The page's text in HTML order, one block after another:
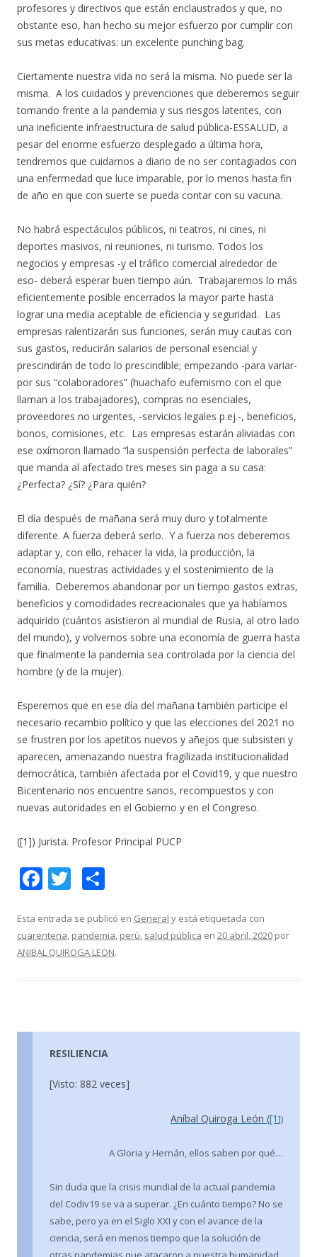
profesores y directivos que están enclaustrados y que, no
obstante eso, han hecho su mejor esfuerzo por cumplir con
sus metas educativas: un excelente punching bag.
Ciertamente nuestra vida no será la misma. No puede ser la
misma. A los cuidados y prevenciones que deberemos seguir
tomando frente a la pandemia y sus riesgos latentes, con
una ineficiente infraestructura de salud pública-ESSALUD, a
pesar del enorme esfuerzo desplegado a última hora,
tendremos que cuidarnos a diario de no ser contagiados con
una enfermedad que luce imparable, por lo menos hasta fin
de año en que con suerte se pueda contar con su vacuna.
No habrá espectáculos públicos, ni teatros, ni cines, ni
deportes masivos, ni reuniones, ni turismo. Todos los
negocios y empresas -y el tráfico comercial alrededor de
eso- deberá esperar buen tiempo aún. Trabajaremos lo más
eficientemente posible encerrados la mayor parte hasta
lograr una media aceptable de eficiencia y seguridad. Las
empresas ralentizarán sus funciones, serán muy cautas con
sus gastos, reducirán salarios de personal esencial y
prescindirán de todo lo prescindible; empezando -para variar-
por sus “colaboradores” (huachafo eufemismo con el que
llaman a los trabajadores), compras no esenciales,
proveedores no urgentes, -servicios legales p.ej.-, beneficios,
bonos, comisiones, etc. Las empresas estarán aliviadas con
ese oxímoron llamado “la suspensión perfecta de laborales”
que manda al afectado tres meses sin paga a su casa:
¿Perfecta? ¿Sí? ¿Para quién?
El día después de mañana será muy duro y totalmente
diferente. A fuerza deberá serlo. Y a fuerza nos deberemos
adaptar y, con ello, rehacer la vida, la producción, la
economía, nuestras actividades y el sostenimiento de la
familia. Deberemos abandonar por un tiempo gastos extras,
beneficios y comodidades recreacionales que ya habíamos
adquirido (cuántos asistieron al mundial de Rusia, al otro lado
del mundo), y volvernos sobre una economía de guerra hasta
que finalmente la pandemia sea controlada por la ciencia del
hombre (y de la mujer).
Esperemos que en ese día del mañana también participe el
necesario recambio político y que las elecciones del 2021 no
se frustren por los apetitos nuevos y añejos que subsisten y
aparecen, amenazando nuestra fragilizada institucionalidad
democrática, también afectada por el Covid19, y que nuestro
Bicentenario nos encuentre sanos, recompuestos y con
nuevas autoridades en el Gobierno y en el Congreso.
([1]) Jurista. Profesor Principal PUCP
F
e
b
T
itt
er
m
p
Esta entrada se publicó en General y está etiquetada con
cuarentena, pandemia, perú, salud pública en 20 abril, 2020 por
ANIBAL QUIROGA LEON.
RESILIENCIA
[Visto: 882 veces]
Aníbal Quiroga León ([1])
A Gloria y Hernán, ellos saben por qué…
Sin duda que la crisis mundial de la actual pandemia
del Codiv19 se va a superar. ¿En cuánto tiempo? No se
sabe, pero ya en el Siglo XXI y con el avance de la
ciencia, será en menos tiempo que la solución de